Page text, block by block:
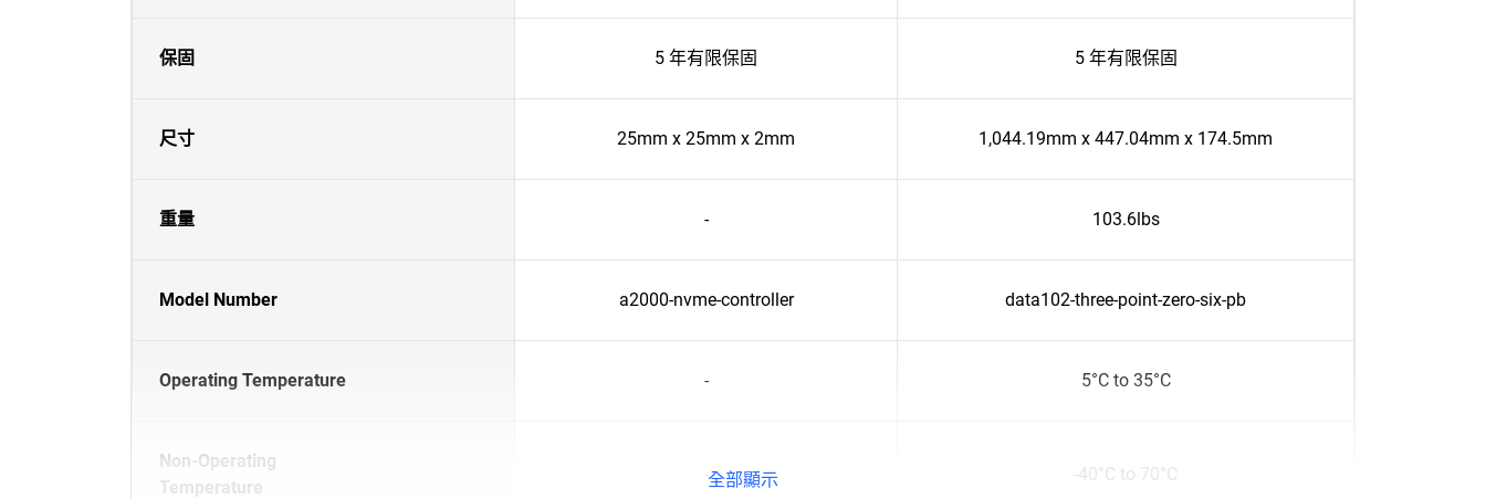
保固 5 年有限保固 5 年有限保固
尺寸 25mm x 25mm x 2mm 1,044.19mm x 447.04mm x 174.5mm
重量 - 103.6lbs
Model Number a2000-nvme-controller data102-three-point-zero-six-pb
Operating Temperature - 5°C to 35°C
Non-Operating
Temperature
- -40°C to 70°C
全部顯示